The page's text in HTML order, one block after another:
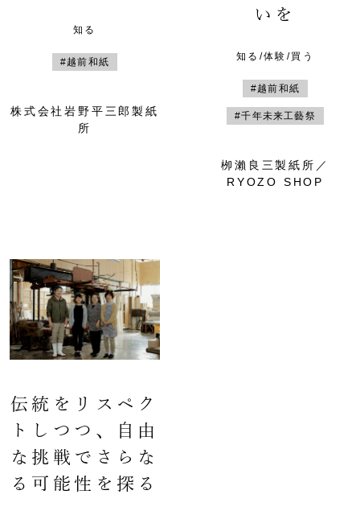
知る
#越前和紙
株式会社岩野平三郎製紙
所
いを
知る/体験/買う
#越前和紙
#千年未来工藝祭
栁瀨良三製紙所／
RYOZO SHOP
伝統をリスペク
トしつつ、自由
な挑戦でさらな
る可能性を探る